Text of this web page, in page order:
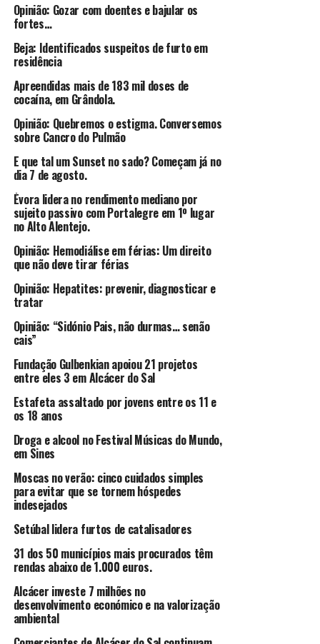
Opinião: Gozar com doentes e bajular os
fortes…
Beja: Identificados suspeitos de furto em
residência
Apreendidas mais de 183 mil doses de
cocaína, em Grândola.
Opinião: Quebremos o estigma. Conversemos
sobre Cancro do Pulmão
E que tal um Sunset no sado? Começam já no
dia 7 de agosto.
Évora lidera no rendimento mediano por
sujeito passivo com Portalegre em 1º lugar
no Alto Alentejo.
Opinião: Hemodiálise em férias: Um direito
que não deve tirar férias
Opinião: Hepatites: prevenir, diagnosticar e
tratar
Opinião: “Sidónio Pais, não durmas… senão
cais”
Fundação Gulbenkian apoiou 21 projetos
entre eles 3 em Alcácer do Sal
Estafeta assaltado por jovens entre os 11 e
os 18 anos
Droga e alcool no Festival Músicas do Mundo,
em Sines
Moscas no verão: cinco cuidados simples
para evitar que se tornem hóspedes
indesejados
Setúbal lidera furtos de catalisadores
31 dos 50 municípios mais procurados têm
rendas abaixo de 1.000 euros.
Alcácer investe 7 milhões no
desenvolvimento económico e na valorização
ambiental